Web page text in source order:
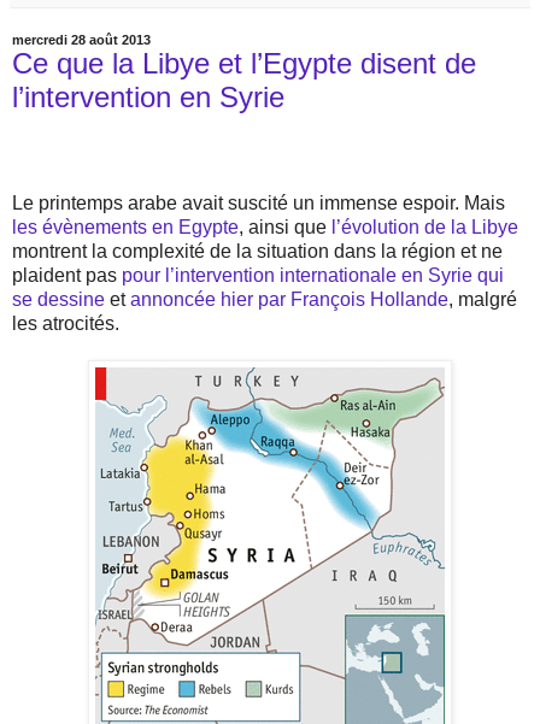
mercredi 28 août 2013
Ce que la Libye et l’Egypte disent de
l’intervention en Syrie
Le printemps arabe avait suscité un immense espoir. Mais
les évènements en Egypte, ainsi que l’évolution de la Libye
montrent la complexité de la situation dans la région et ne
plaident pas pour l’intervention internationale en Syrie qui
se dessine etannoncée hier par François Hollande, malgré
les atrocités.